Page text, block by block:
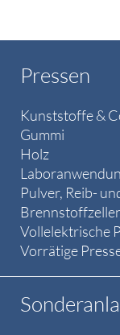
Pressen
Kunststoffe &
Gummi
Holz
Pulver, Reib-
Vollelektrische
Vorrätige